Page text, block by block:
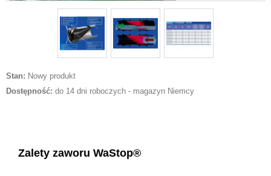
Stan: Nowy produkt
Dostępność: do 14 dni roboczych - magazyn Niemcy
Zalety zaworu WaStop®